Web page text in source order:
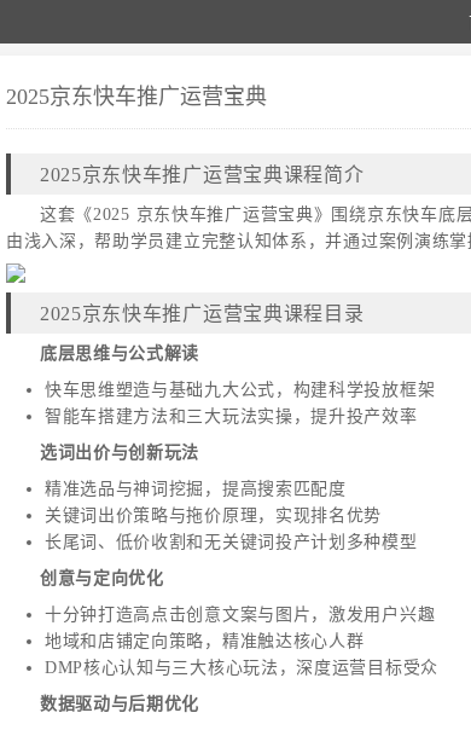
2025京东快车推广运营宝典
2025京东快车推广运营宝典课程简介
这套《2025 京东快车推广运营宝典》围绕京东快车底
由浅入深，帮助学员建立完整认知体系，并通过案例演练
2025京东快车推广运营宝典课程目录
底层思维与公式解读
快车思维塑造与基础九大公式，构建科学投放框架
智能车搭建方法和三大玩法实操，提升投产效率
选词出价与创新玩法
精准选品与神词挖掘，提高搜索匹配度
关键词出价策略与拖价原理，实现排名优势
长尾词、低价收割和无关键词投产计划多种模型
创意与定向优化
十分钟打造高点击创意文案与图片，激发用户兴趣
地域和店铺定向策略，精准触达核心人群
DMP核心认知与三大核心玩法，深度运营目标受众
数据驱动与后期优化